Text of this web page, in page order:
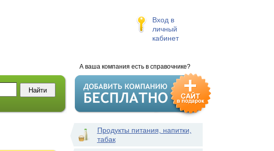
Вход в
личный
кабинет
А ваша компания есть в справочнике?
Продукты питания, напитки,
табак